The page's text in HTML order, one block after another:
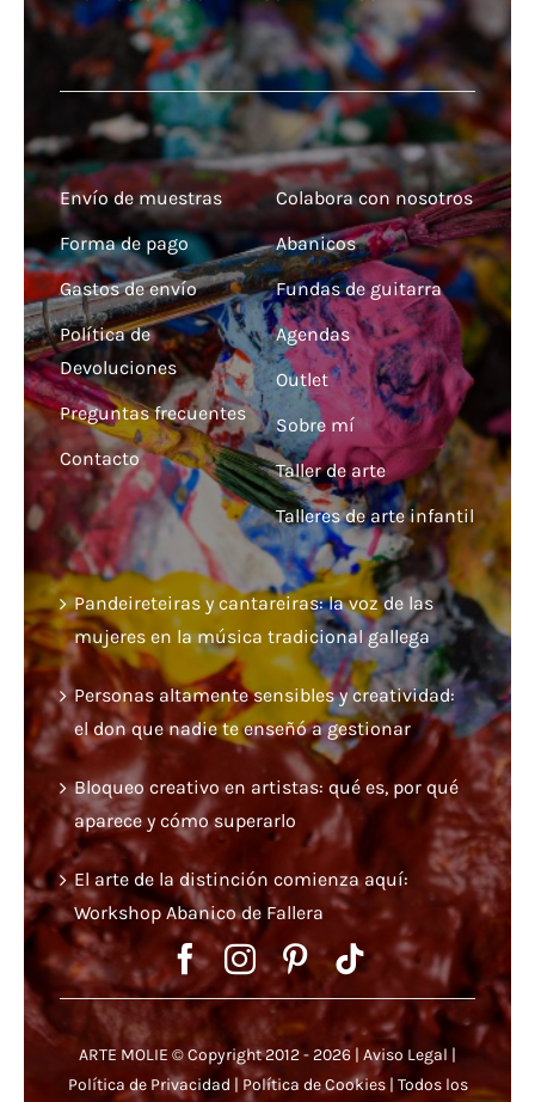
Envío de muestras
Forma de pago
Gastos de envío
Política de
Devoluciones
Preguntas frecuentes
Contacto
Colabora con nosotros
Abanicos
Fundas de guitarra
Agendas
Outlet
Sobre mí
Taller de arte
Talleres de arte infantil
Pandeireteiras y cantareiras: la voz de las
mujeres en la música tradicional gallega
Personas altamente sensibles y creatividad:
el don que nadie te enseñó a gestionar
Bloqueo creativo en artistas: qué es, por qué
aparece y cómo superarlo
El arte de la distinción comienza aquí:
Workshop Abanico de Fallera
ARTE MOLIE © Copyright 2012 - 2026 | Aviso Legal|
Política de Privacidad | Política de Cookies| Todos los